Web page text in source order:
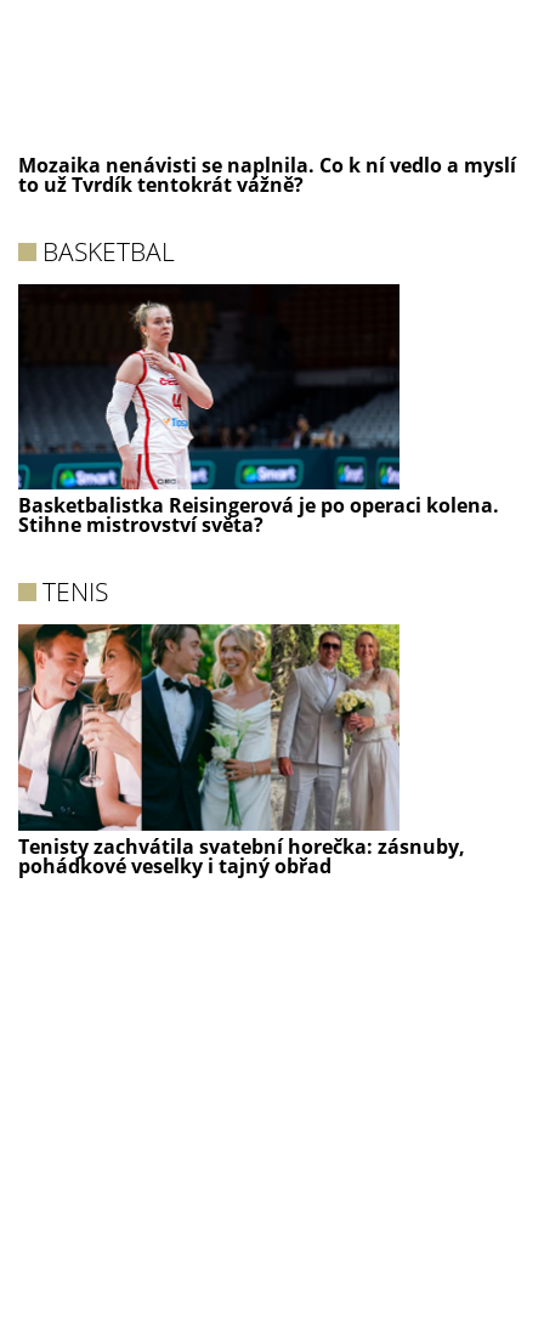
Mozaika nenávisti se naplnila. Co k ní vedlo a myslí
to už Tvrdík tentokrát vážně?
BASKETBAL
Basketbalistka Reisingerová je po operaci kolena.
Stihne mistrovství světa?
TENIS
Tenisty zachvátila svatební horečka: zásnuby,
pohádkové veselky i tajný obřad